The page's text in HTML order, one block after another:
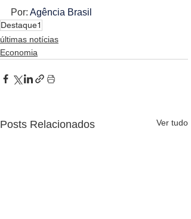
Por: Agência Brasil
Destaque1
últimas notícias
Economia
Posts Relacionados Ver tudo